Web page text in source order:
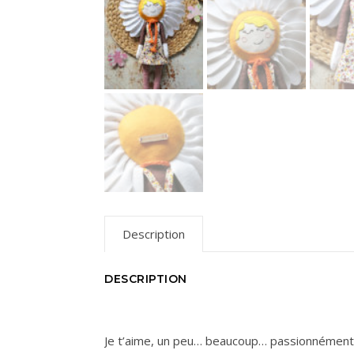
Description
DESCRIPTION
Je t’aime, un peu… beaucoup…